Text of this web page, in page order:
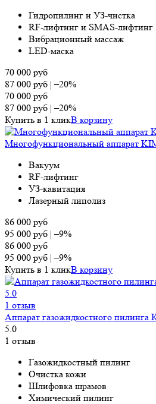
Гидропилинг и УЗ-чистка
RF-лифтинг и SMAS-лифтинг
Вибрационный массаж
LED-маска
70 000 руб
87 000 руб |–20%
70 000 руб
87 000 руб |–20%
Купить в 1 кликВ корзину
Многофункциональный аппарат
Вакуум
RF-лифтинг
УЗ-кавитация
Лазерный липолиз
86 000 руб
95 000 руб |–9%
86 000 руб
95 000 руб |–9%
Купить в 1 кликВ корзину
5.0
1 отзыв
Аппарат газожидкостного пилинга
5.0
1 отзыв
Газожидкостный пилинг
Очистка кожи
Шлифовка шрамов
Химический пилинг